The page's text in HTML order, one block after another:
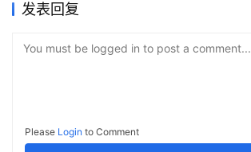
发表回复
You must be logged in to post a comment...
Please Login to Comment